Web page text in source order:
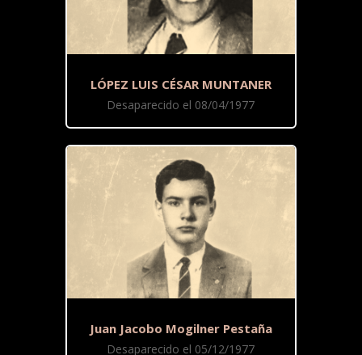
LÓPEZ LUIS CÉSAR MUNTANER
Desaparecido el 08/04/1977
Juan Jacobo Mogilner Pestaña
Desaparecido el 05/12/1977